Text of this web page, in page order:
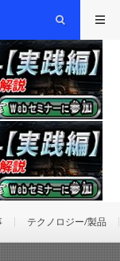
テクノロジー/製品